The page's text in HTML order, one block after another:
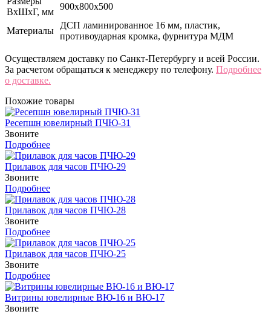
ВхШхГ, мм
900х800х500
Материалы
ДСП ламинированное 16 мм, пластик,
противоударная кромка, фурнитура МДМ
Осуществляем доставку по Санкт-Петербургу и всей России.
За расчетом обращаться к менеджеру по телефону. Подробнее
о доставке.
Похожие товары
Ресепшн ювелирный ПЧЮ-31
Звоните
Подробнее
Прилавок для часов ПЧЮ-29
Звоните
Подробнее
Прилавок для часов ПЧЮ-28
Звоните
Подробнее
Прилавок для часов ПЧЮ-25
Звоните
Подробнее
Витрины ювелирные ВЮ-16 и ВЮ-17
Звоните